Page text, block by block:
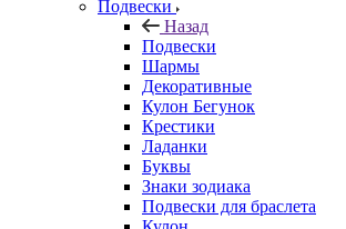
Подвески
Назад
Подвески
Шармы
Декоративные
Кулон Бегунок
Крестики
Ладанки
Буквы
Знаки зодиака
Подвески для браслета